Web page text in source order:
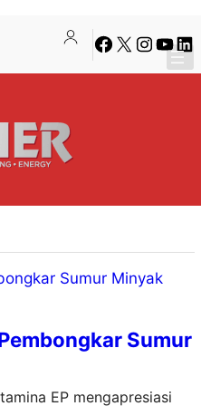
Facebook
X Instagram
Sumur
EP mengapresiasi